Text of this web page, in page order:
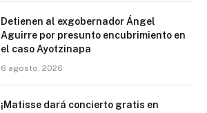
Detienen al exgobernador Ángel
Aguirre por presunto encubrimiento en
el caso Ayotzinapa
6 agosto, 2026
¡Matisse dará concierto gratis en